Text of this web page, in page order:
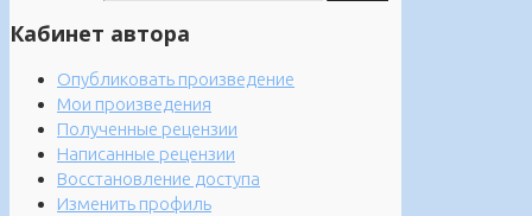
Кабинет автора
Опубликовать произведение
Мои произведения
Полученные рецензии
Написанные рецензии
Восстановление доступа
Изменить профиль